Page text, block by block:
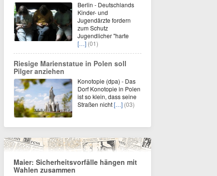
Berlin - Deutschlands
Kinder- und
Jugendärzte fordern
zum Schutz
Jugendlicher "harte
[…] (01)
Riesige Marienstatue in Polen soll
Pilger anziehen
Konotopie (dpa) - Das
Dorf Konotopie in Polen
ist so klein, dass seine
Straßen nicht[…] (03)
Maier: Sicherheitsvorfälle hängen mit
Wahlen zusammen